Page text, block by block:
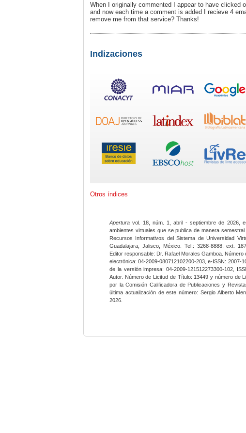
When I originally commented I appear to have clicked
and now each time a comment is added I recieve 4
remove me from that service? Thanks!
Indizaciones
Otros índices
Apertura vol. 18, núm. 1, abril - septiembre de 2026,
ambientes virtuales que se publica de manera
Recursos Informativos del Sistema de Universidad
Guadalajara, Jalisco, México. Tel.: 3268-8888, ext.
Editor responsable: Dr. Rafael Morales Gamboa.
electrónica: 04-2009-080712102200-203, e-ISSN:
de la versión impresa: 04-2009-121512273300-102,
Autor. Número de Licitud de Título: 13449 y número de
por la Comisión Calificadora de Publicaciones y
última actualización de este número: Sergio Alberto
2026.